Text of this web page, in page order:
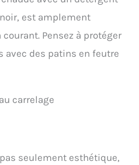
est amplement
Pensez à protéger
avec des patins en feutre
carrelage
seulement esthétique,